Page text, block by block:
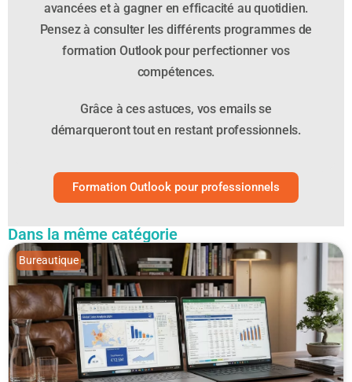
avancées et à gagner en efficacité au quotidien.
Pensez à consulter les différents programmes de
formation Outlook pour perfectionner vos
compétences.
Grâce à ces astuces, vos emails se
démarqueront tout en restant professionnels.
Formation Outlook pour professionnels
Dans la même catégorie
Bureautique